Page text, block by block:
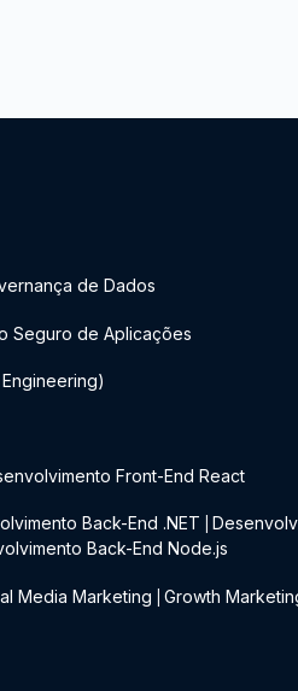
de Dados
Seguro de Aplicações
Front-End React
Back-End .NET
Back-End Node.js
Media Marketing Growth